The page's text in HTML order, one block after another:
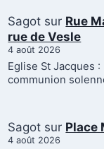
Sagot sur Rue
rue de Vesle
4 août 2026
Eglise St Jacques
communion
Sagot sur Place
4 août 2026